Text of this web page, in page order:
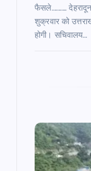
फैसले………..
शुक्रवार को
होगी। सचिवालय…